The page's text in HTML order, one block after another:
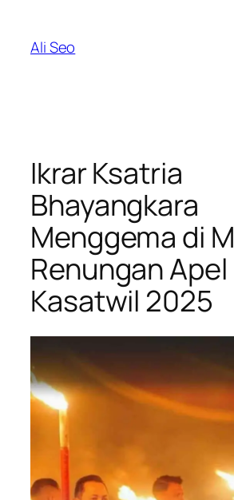
content
Ali Seo
Ikrar Ksatria
Bhayangkara
Menggema di
Renungan Apel
Kasatwil 2025